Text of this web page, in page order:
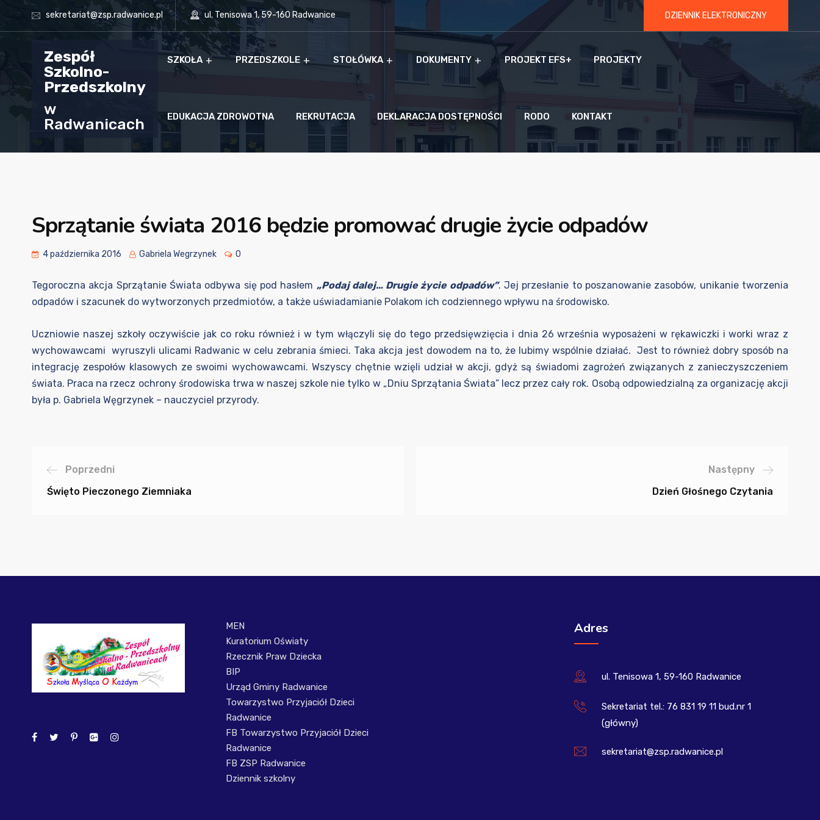
sekretariat@zsp.radwanice.pl ul. Tenisowa 1, 59-160 Radwanice DZIENNIK ELEKTRONICZNY
Zespół
Szkolno-
Przedszkolny
w
Radwanicach
SZKOŁA PRZEDSZKOLE STOŁÓWKA DOKUMENTY PROJEKT EFS+ PROJEKTY
EDUKACJA ZDROWOTNA REKRUTACJA DEKLARACJA DOSTĘPNOŚCI RODO KONTAKT
Sprzątanie świata 2016 będzie promować drugie życie odpadów
4 października 2016 Gabriela Wegrzynek 0
Tegoroczna akcja Sprzątanie Świata odbywa się pod hasłem „Podaj dalej… Drugie życie odpadów”. Jej przesłanie to poszanowanie zasobów, unikanie tworzenia
odpadów i szacunek do wytworzonych przedmiotów, a także uświadamianie Polakom ich codziennego wpływu na środowisko.
Uczniowie naszej szkoły oczywiście jak co roku również i w tym włączyli się do tego przedsięwzięcia i dnia 26 września wyposażeni w rękawiczki i worki wraz z
wychowawcami wyruszyli ulicami Radwanic w celu zebrania śmieci. Taka akcja jest dowodem na to, że lubimy wspólnie działać. Jest to również dobry sposób na
integrację zespołów klasowych ze swoimi wychowawcami. Wszyscy chętnie wzięli udział w akcji, gdyż są świadomi zagrożeń związanych z zanieczyszczeniem
świata. Praca na rzecz ochrony środowiska trwa w naszej szkole nie tylko w „Dniu Sprzątania Świata” lecz przez cały rok. Osobą odpowiedzialną za organizację akcji
była p. Gabriela Węgrzynek – nauczyciel przyrody.
Poprzedni
Święto Pieczonego Ziemniaka
Następny
Dzień Głośnego Czytania
MEN
Kuratorium Oświaty
Rzecznik Praw Dziecka
BIP
Urząd Gminy Radwanice
Towarzystwo Przyjaciół Dzieci
Radwanice
FB Towarzystwo Przyjaciół Dzieci
Radwanice
FB ZSP Radwanice
Dziennik szkolny
Adres
ul. Tenisowa 1, 59-160 Radwanice
Sekretariat tel.: 76 831 19 11 bud.nr 1
(główny)
sekretariat@zsp.radwanice.pl